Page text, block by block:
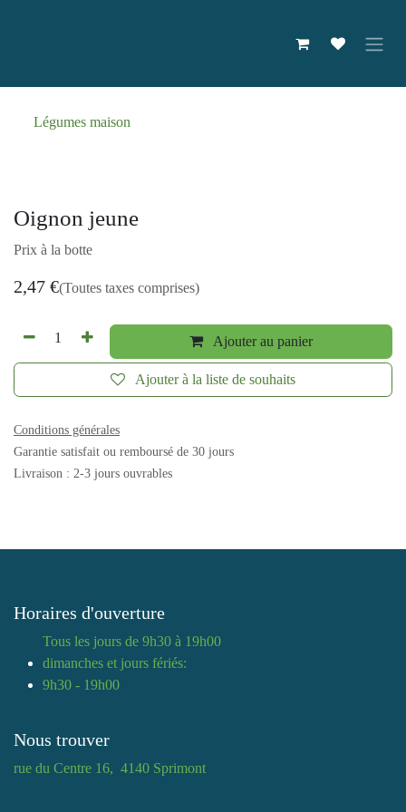
Légumes maison
Oignon jeune
Prix à la botte
2,47 €(Toutes taxes comprises)
Ajouter au panier
Ajouter à la liste de souhaits
Conditions générales
Garantie satisfait ou remboursé de 30 jours
Livraison : 2-3 jours ouvrables
Horaires d'ouverture
Tous les jours de 9h30 à 19h00
dimanches et jours fériés:
9h30 - 19h00
Nous trouver
rue du Centre 16, 4140 Sprimont